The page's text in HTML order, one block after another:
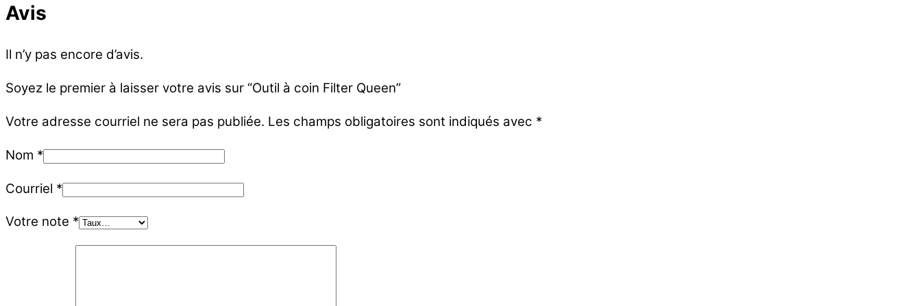
Avis
Il n’y pas encore d’avis.
Soyez le premier à laisser votre avis sur “Outil à coin Filter Queen”
Votre adresse courriel ne sera pas publiée. Les champs obligatoires sont indiqués avec *
Nom *
Courriel *
Votre note *